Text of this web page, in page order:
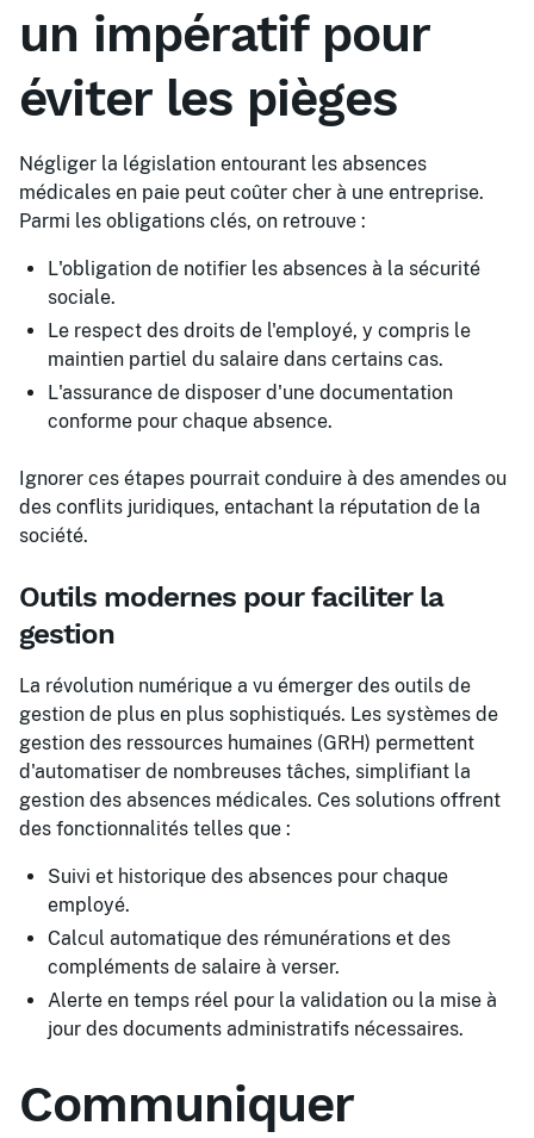
un impératif pour
éviter les pièges
Négliger la législation entourant les absences
médicales en paie peut coûter cher à une entreprise.
Parmi les obligations clés, on retrouve :
L'obligation de notifier les absences à la sécurité
sociale.
Le respect des droits de l'employé, y compris le
maintien partiel du salaire dans certains cas.
L'assurance de disposer d'une documentation
conforme pour chaque absence.
Ignorer ces étapes pourrait conduire à des amendes ou
des conflits juridiques, entachant la réputation de la
société.
Outils modernes pour faciliter la
gestion
La révolution numérique a vu émerger des outils de
gestion de plus en plus sophistiqués. Les systèmes de
gestion des ressources humaines (GRH) permettent
d'automatiser de nombreuses tâches, simplifiant la
gestion des absences médicales. Ces solutions offrent
des fonctionnalités telles que :
Suivi et historique des absences pour chaque
employé.
Calcul automatique des rémunérations et des
compléments de salaire à verser.
Alerte en temps réel pour la validation ou la mise à
jour des documents administratifs nécessaires.
Communiquer